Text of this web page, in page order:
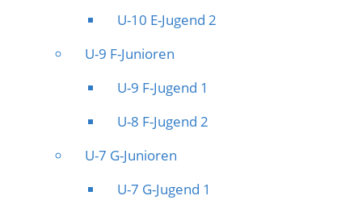
U-10 E-Jugend 2
U-9 F-Junioren
U-9 F-Jugend 1
U-8 F-Jugend 2
U-7 G-Junioren
U-7 G-Jugend 1